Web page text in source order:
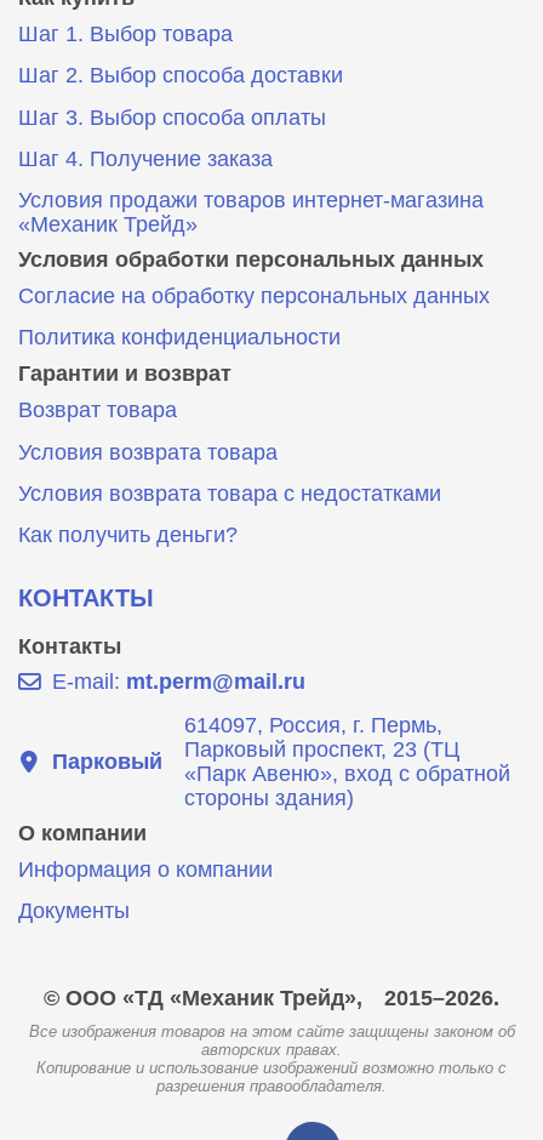
Шаг 1. Выбор товара
Шаг 2. Выбор способа доставки
Шаг 3. Выбор способа оплаты
Шаг 4. Получение заказа
Условия продажи товаров интернет-магазина
«Механик Трейд»
Условия обработки персональных данных
Согласие на обработку персональных данных
Политика конфиденциальности
Гарантии и возврат
Возврат товара
Условия возврата товара
Условия возврата товара с недостатками
Как получить деньги?
КОНТАКТЫ
Контакты
E-mail: mt.perm@mail.ru
Парковый
614097, Россия, г. Пермь,
Парковый проспект, 23 (ТЦ
«Парк Авеню», вход с обратной
стороны здания)
О компании
Информация о компании
Документы
© ООО «ТД «Механик Трейд», 2015–2026.
Все изображения товаров на этом сайте защищены законом об
авторских правах.
Копирование и использование изображений возможно только с
разрешения правообладателя.